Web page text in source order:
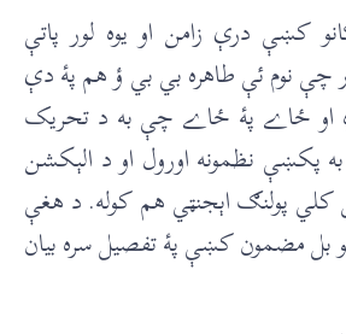
کښې درې زامن او يوه لور پاتې
نوم ئې طاهره بي بي ؤ هم پۀ دې
او ځاے پۀ ځاے چې به د تحريک
پکښې نظمونه اورول او د الېکشن
کلي پولنګ اېجنټي هم کوله. د هغې
بل مضمون کښې پۀ تفصيل سره بيان